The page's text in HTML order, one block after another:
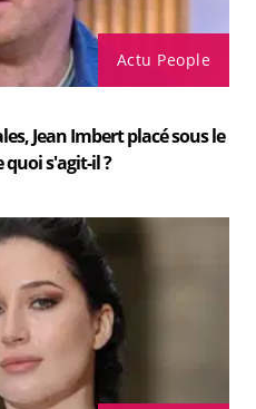
Actu People
Jean Imbert placé sous le
s'agit-il ?